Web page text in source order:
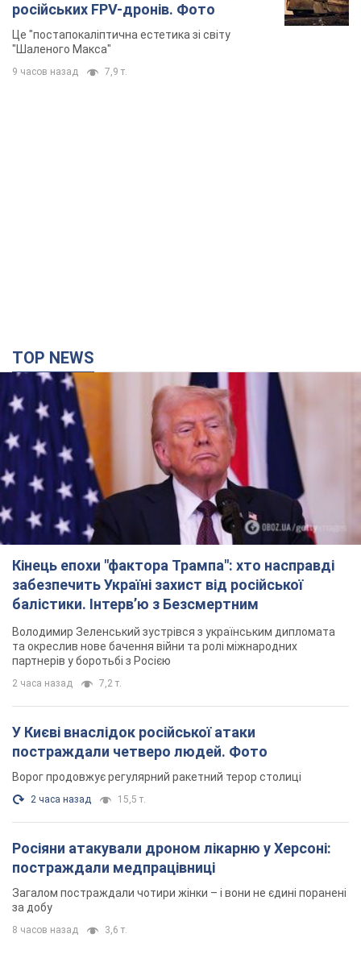
російських FPV-дронів. Фото
Це "постапокаліптична естетика зі світу
"Шаленого Макса"
9 часов назад 7,9 т.
TOP NEWS
Кінець епохи "фактора Трампа": хто насправді
забезпечить Україні захист від російської
балістики. Інтерв’ю з Безсмертним
Володимир Зеленський зустрівся з українським дипломата
та окреслив нове бачення війни та ролі міжнародних
партнерів у боротьбі з Росією
2 часа назад 7,2 т.
У Києві внаслідок російської атаки
постраждали четверо людей. Фото
Ворог продовжує регулярний ракетний терор столиці
2 часа назад 15,5 т.
Росіяни атакували дроном лікарню у Херсоні:
постраждали медпрацівниці
Загалом постраждали чотири жінки – і вони не єдині поранені
за добу
8 часов назад 3,6 т.